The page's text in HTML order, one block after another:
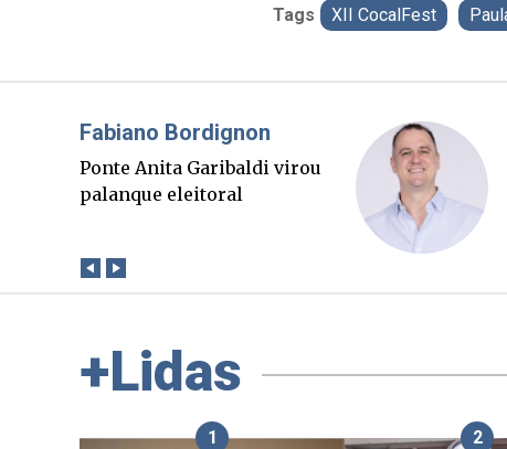
Tags XII CocalFest
Misael Elias
O Boato corre mais rápido
que a verdade. Mas quem
+Lidas
1 2